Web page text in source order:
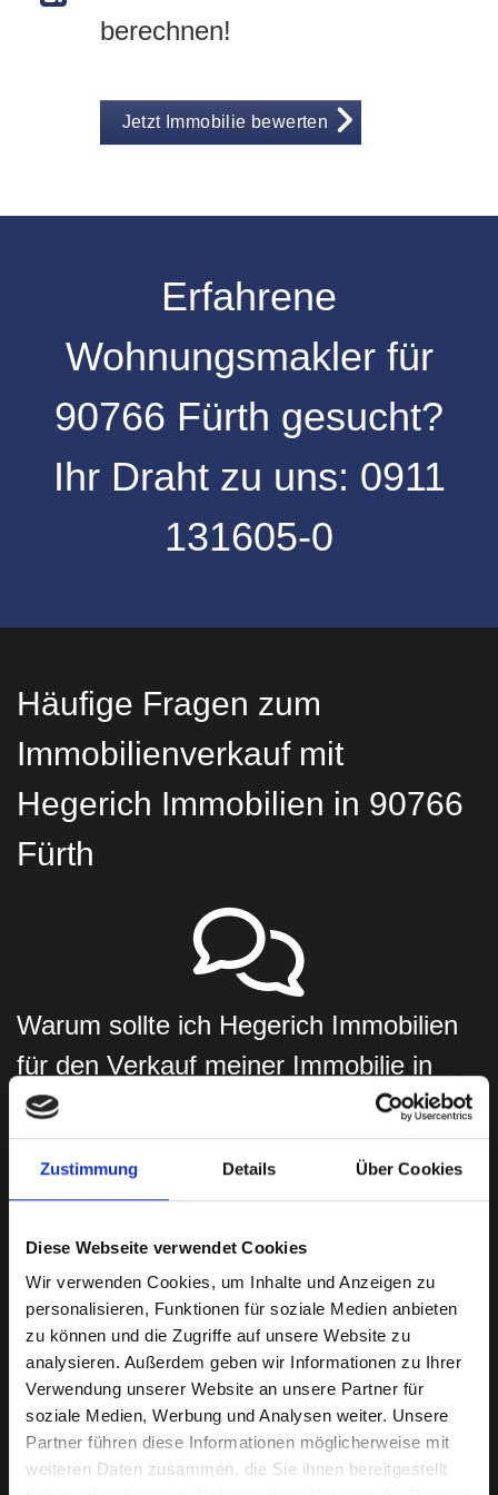
Zustimmung Details Über Cookies
Diese Webseite verwendet Cookies
Wir verwenden Cookies, um Inhalte und Anzeigen zu
personalisieren, Funktionen für soziale Medien anbieten
zu können und die Zugriffe auf unsere Website zu
analysieren. Außerdem geben wir Informationen zu Ihrer
Verwendung unserer Website an unsere Partner für
soziale Medien, Werbung und Analysen weiter. Unsere
Partner führen diese Informationen möglicherweise mit
weiteren Daten zusammen, die Sie ihnen bereitgestellt
berechnen!
Jetzt Immobilie bewerten
Erfahrene
Wohnungsmakler für
90766 Fürth gesucht?
Ihr Draht zu uns: 0911
131605-0
Häufige Fragen zum
Immobilienverkauf mit
Hegerich Immobilien in 90766
Fürth
Warum sollte ich Hegerich Immobilien
für den Verkauf meiner Immobilie in
90766 Fürth wählen?
umfassendes Know-how im Verkauf von Immobilien in
Bayern, unterstützt durch eine ausgezeichnete örtliche
Welche Stadtteile deckt Hegerich
Immobilien in 90766 Fürth ab?
Hegerich Immobilien ist in den Stadtteilen Eigenes Heim,